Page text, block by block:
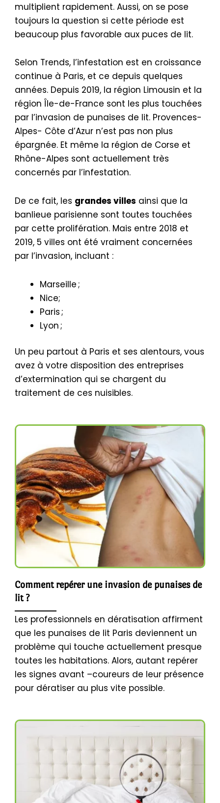
multiplient rapidement. Aussi, on se pose
toujours la question si cette période est
beaucoup plus favorable aux puces de lit.
Selon Trends, l’infestation est en croissance
continue à Paris, et ce depuis quelques
années. Depuis 2019, la région Limousin et la
région Île-de-France sont les plus touchées
par l’invasion de punaises de lit. Provences-
Alpes- Côte d’Azur n’est pas non plus
épargnée. Et même la région de Corse et
Rhône-Alpes sont actuellement très
concernés par l’infestation.
De ce fait, les grandes villes ainsi que la
banlieue parisienne sont toutes touchées
par cette prolifération. Mais entre 2018 et
2019, 5 villes ont été vraiment concernées
par l’invasion, incluant :
Marseille ;
Nice;
Paris ;
Lyon ;
Un peu partout à Paris et ses alentours, vous
avez à votre disposition des entreprises
d’extermination qui se chargent du
traitement de ces nuisibles.
Comment repérer une invasion de punaises de
lit ?
Les professionnels en dératisation affirment
que les punaises de lit Paris deviennent un
problème qui touche actuellement presque
toutes les habitations. Alors, autant repérer
les signes avant –coureurs de leur présence
pour dératiser au plus vite possible.